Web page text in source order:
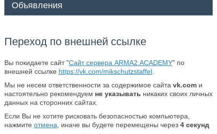
Объявления
Переход по внешней ссылке
Вы покидаете сайт "Сайт сервера ARMA2.ACADEMY" по
внешней ссылке https://vk.com/mikschutzstaffel.
Мы не несем ответственности за содержимое сайта vk.comи
настоятельно рекомендуем не указывать никаких своих личных
данных на сторонних сайтах.
Если Вы не хотите рисковать безопасностью компьютера,
нажмите отмена , иначе вы будете перемещены через 4секунд